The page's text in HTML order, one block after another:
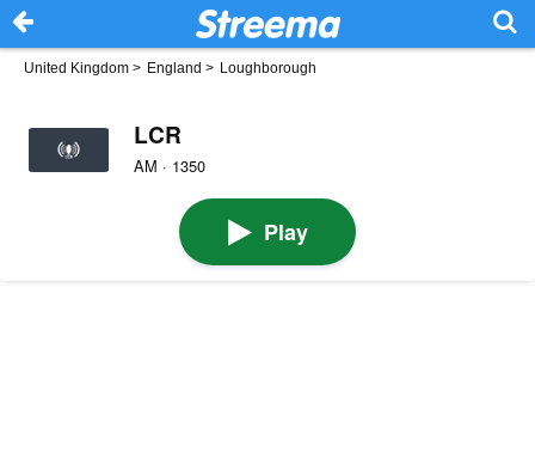
United Kingdom > England > Loughborough
LCR
AM · 1350
Play